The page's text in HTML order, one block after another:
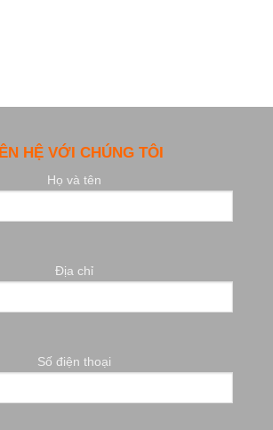
HỆ VỚI CHÚNG TÔI
Họ và tên
Địa chỉ
Số điện thoại